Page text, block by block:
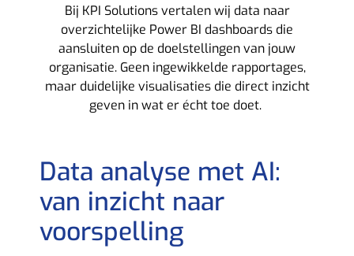
Bij KPI Solutions vertalen wij data naar
overzichtelijke Power BI dashboards die
aansluiten op de doelstellingen van jouw
organisatie. Geen ingewikkelde rapportages,
maar duidelijke visualisaties die direct inzicht
geven in wat er écht toe doet.
Data analyse met AI:
van inzicht naar
voorspelling